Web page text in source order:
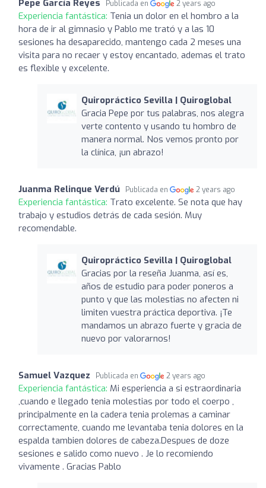
Pepe García Reyes Publicada en 2 years ago
Experiencia fantástica: Tenia un dolor en el hombro a la
hora de ir al gimnasio y Pablo me trató y a las 10
sesiones ha desaparecido, mantengo cada 2 meses una
visita para no recaer y estoy encantado, ademas el trato
es flexible y excelente.
Quiropráctico Sevilla | Quiroglobal
Gracia Pepe por tus palabras, nos alegra
verte contento y usando tu hombro de
manera normal. Nos vemos pronto por
la clínica, ¡un abrazo!
Juanma Relinque Verdú Publicada en 2 years ago
Experiencia fantástica: Trato excelente. Se nota que hay
trabajo y estudios detrás de cada sesión. Muy
recomendable.
Quiropráctico Sevilla | Quiroglobal
Gracias por la reseña Juanma, así es,
años de estudio para poder poneros a
punto y que las molestias no afecten ni
limiten vuestra práctica deportiva. ¡Te
mandamos un abrazo fuerte y gracia de
nuevo por valorarnos!
Samuel Vazquez Publicada en 2 years ago
Experiencia fantástica: Mi esperiencia a si estraordinaria
,cuando e llegado tenia molestias por todo el coerpo ,
principalmente en la cadera tenia prolemas a caminar
correctamente, cuando me levantaba tenia dolores en la
espalda tambien dolores de cabeza.Despues de doze
sesiones e salido como nuevo . Je lo recomiendo
vivamente . Gracias Pablo